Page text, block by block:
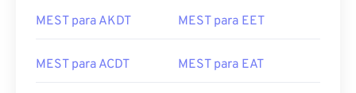
MEST para AKDT MEST para EET
MEST para ACDT MEST para EAT